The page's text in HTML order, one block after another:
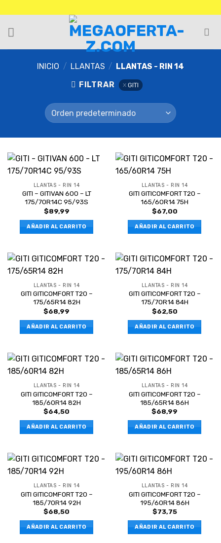
INICIO / LLANTAS / LLANTAS - RIN 14
FILTRAR
GITI
LLANTAS - RIN 14
GITI – GITIVAN 600 – LT
175/70R14C 95/93S
$89,99
AÑADIR AL CARRITO
LLANTAS - RIN 14
GITI GITICOMFORT T20 –
165/60R14 75H
$67,00
AÑADIR AL CARRITO
LLANTAS - RIN 14
GITI GITICOMFORT T20 –
175/65R14 82H
$68,99
AÑADIR AL CARRITO
LLANTAS - RIN 14
GITI GITICOMFORT T20 –
175/70R14 84H
$62,50
AÑADIR AL CARRITO
LLANTAS - RIN 14
GITI GITICOMFORT T20 –
185/60R14 82H
$64,50
AÑADIR AL CARRITO
LLANTAS - RIN 14
GITI GITICOMFORT T20 –
185/65R14 86H
$68,99
AÑADIR AL CARRITO
LLANTAS - RIN 14
GITI GITICOMFORT T20 –
185/70R14 92H
$68,50
AÑADIR AL CARRITO
LLANTAS - RIN 14
GITI GITICOMFORT T20 –
195/60R14 86H
$73,75
AÑADIR AL CARRITO